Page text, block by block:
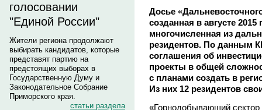
голосовании
"Единой России"
Жители региона продолжают
выбирать кандидатов, которые
представят партию на
предстоящих выборах в
Государственную Думу и
Законодательное Собрание
Приморского края.
статьи раздела
Досье
созданная в августе
многочисленная из
резидентов. По данным
соглашения об
проекты в общей
с планами создать в
Из них 12 резидентов
«Горнодобывающий сектор